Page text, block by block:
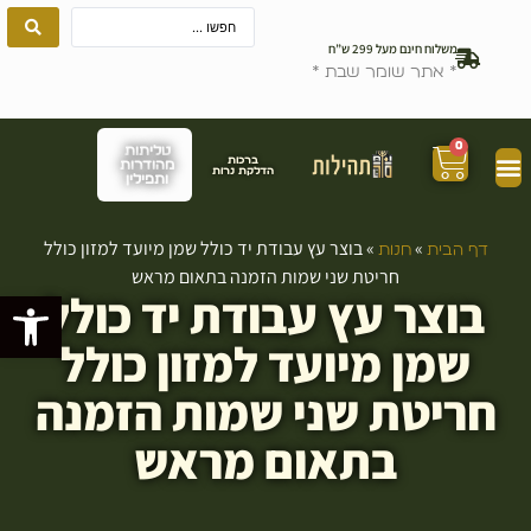
פתח
משלוח חינם מעל 299 ש”ח
* אתר שומר שבת *
ברכות
הדלקת נרות
טליתות
מהודרות
ותפילין
0
דף הבית »חנות »בוצר עץ עבודת יד כולל שמן מיועד למזון כולל
חריטת שני שמות הזמנה בתאום מראש
בוצר עץ עבודת יד כולל
שמן מיועד למזון כולל
חריטת שני שמות הזמנה
בתאום מראש